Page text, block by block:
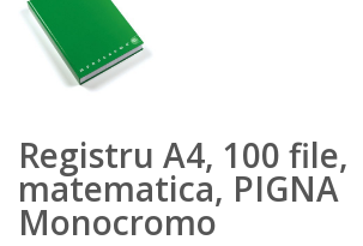
Registru A4, 100 file,
matematica, PIGNA
Monocromo